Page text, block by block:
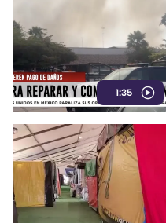
1:35